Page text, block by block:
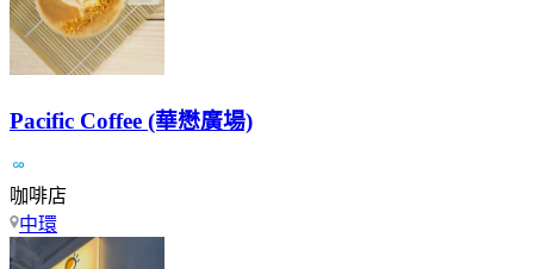
Pacific Coffee (華懋廣場)
咖啡店
中環